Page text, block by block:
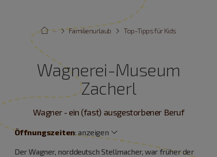
Top-Tipps für Kids
Familienurlaub
···
Wagnerei-Museum
Zacherl
Wagner - ein (fast) ausgestorbener Beruf
Öffnungszeiten:anzeigen
Der Wagner, norddeutsch Stellmacher, war früher der